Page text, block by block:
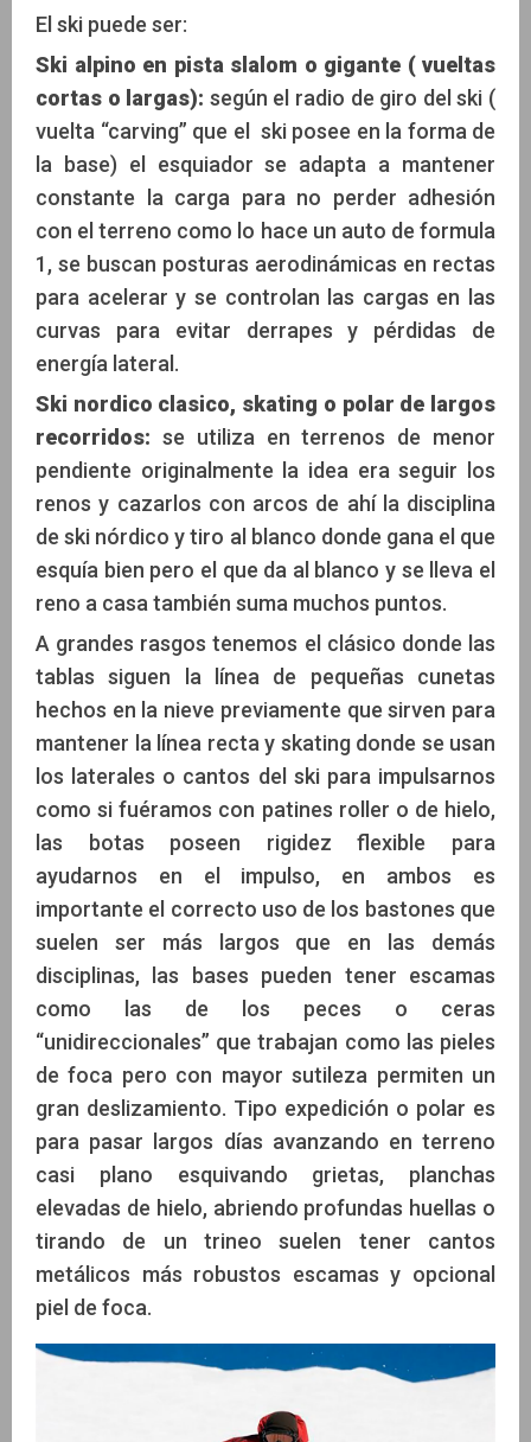
El ski puede ser:
Ski alpino en pista slalom o gigante ( vueltas
cortas o largas): según el radio de giro del ski (
vuelta “carving” que el ski posee en la forma de
la base) el esquiador se adapta a mantener
constante la carga para no perder adhesión
con el terreno como lo hace un auto de formula
1, se buscan posturas aerodinámicas en rectas
para acelerar y se controlan las cargas en las
curvas para evitar derrapes y pérdidas de
energía lateral.
Ski nordico clasico, skating o polar de largos
recorridos: se utiliza en terrenos de menor
pendiente originalmente la idea era seguir los
renos y cazarlos con arcos de ahí la disciplina
de ski nórdico y tiro al blanco donde gana el que
esquía bien pero el que da al blanco y se lleva el
reno a casa también suma muchos puntos.
A grandes rasgos tenemos el clásico donde las
tablas siguen la línea de pequeñas cunetas
hechos en la nieve previamente que sirven para
mantener la línea recta y skating donde se usan
los laterales o cantos del ski para impulsarnos
como si fuéramos con patines roller o de hielo,
las botas poseen rigidez flexible para
ayudarnos en el impulso, en ambos es
importante el correcto uso de los bastones que
suelen ser más largos que en las demás
disciplinas, las bases pueden tener escamas
como las de los peces o ceras
“unidireccionales” que trabajan como las pieles
de foca pero con mayor sutileza permiten un
gran deslizamiento. Tipo expedición o polar es
para pasar largos días avanzando en terreno
casi plano esquivando grietas, planchas
elevadas de hielo, abriendo profundas huellas o
tirando de un trineo suelen tener cantos
metálicos más robustos escamas y opcional
piel de foca.